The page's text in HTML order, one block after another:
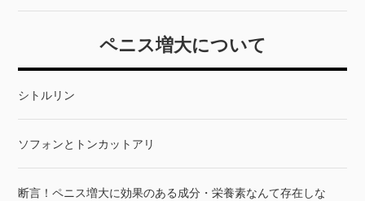
ペニス増大について
シトルリン
ソフォンとトンカットアリ
断言！ペニス増大に効果のある成分・栄養素なんて存在しな